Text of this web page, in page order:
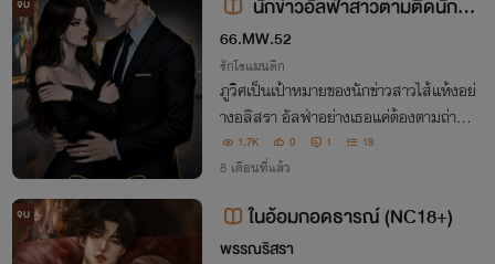
จบ
นักข่าวอัลฟ่าสาวตามติดนักธุร
กิจอีนิกม่า (มี E-book)
66.MW.52
รักโรแมนติก
ภูวิศเป็นเป้าหมายของนักข่าวสาวไส้แห้งอย่
างอลิสรา อัลฟ่าอย่างเธอแค่ต้องตามถ่ายรู
ปเขาจนกว่าจะได้หลักฐานว่าเขาซุกผู้หญิงที่ไ
หนเอาไว้ แต่ไหงไปๆมาๆเธอดันซวยต้องมา
1.7K 0 1 18
8 เดือนที่แล้ว
จบ ในอ้อมกอดธารณ์ (NC18+)
พรรณริสรา